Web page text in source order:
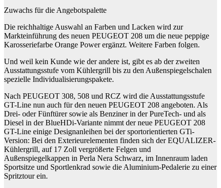
Zuwachs für die Angebotspalette
Die reichhaltige Auswahl an Farben und Lacken wird zur
Markteinführung des neuen PEUGEOT 208 um die neue peppige
Karosseriefarbe Orange Power ergänzt. Weitere Farben folgen.
Und weil kein Kunde wie der andere ist, gibt es ab der zweiten
Ausstattungsstufe vom Kühlergrill bis zu den Außenspiegelschalen
spezielle Individualisierungspakete.
Nach PEUGEOT 308, 508 und RCZ wird die Ausstattungsstufe
GT-Line nun auch für den neuen PEUGEOT 208 angeboten. Als
Drei- oder Fünftürer sowie als Benziner in der PureTech- und als
Diesel in der BlueHDi-Variante nimmt der neue PEUGEOT 208
GT-Line einige Designanleihen bei der sportorientierten GTi-
Version: Bei den Exterieurelementen finden sich der EQUALIZER-
Kühlergrill, auf 17 Zoll vergrößerte Felgen und
Außenspiegelkappen in Perla Nera Schwarz, im Innenraum laden
Sportsitze und Sportlenkrad sowie die Aluminium-Pedalerie zu einer
Spritztour ein.